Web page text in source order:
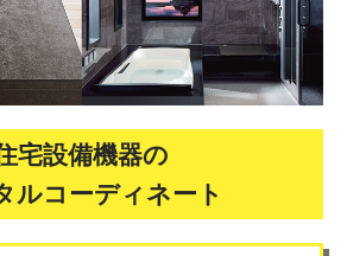
宅設備機器の
ルコーディネート